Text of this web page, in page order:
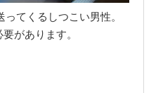
てくるしつこい男性。
があります。